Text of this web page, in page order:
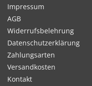
Impressum
AGB
Widerrufsbelehrung
Datenschutzerklärung
Zahlungsarten
Versandkosten
Kontakt